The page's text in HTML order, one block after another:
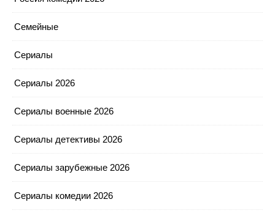
Семейные
Сериалы
Сериалы 2026
Сериалы военные 2026
Сериалы детективы 2026
Сериалы зарубежные 2026
Сериалы комедии 2026